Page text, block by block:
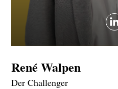
René Walpen
Der Challenger